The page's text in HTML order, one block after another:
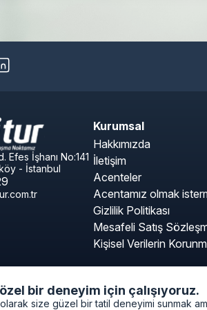
Efes İşhanı No:141
- İstanbul
Kurumsal
Hakkımızda
İletişim
Acenteler
Acentamız olmak
Gizlilik Politikası
Mesafeli Satış
Kişisel Verilerin
bir deneyim için çalışıyoruz.
size güzel bir tatil deneyimi sunmak